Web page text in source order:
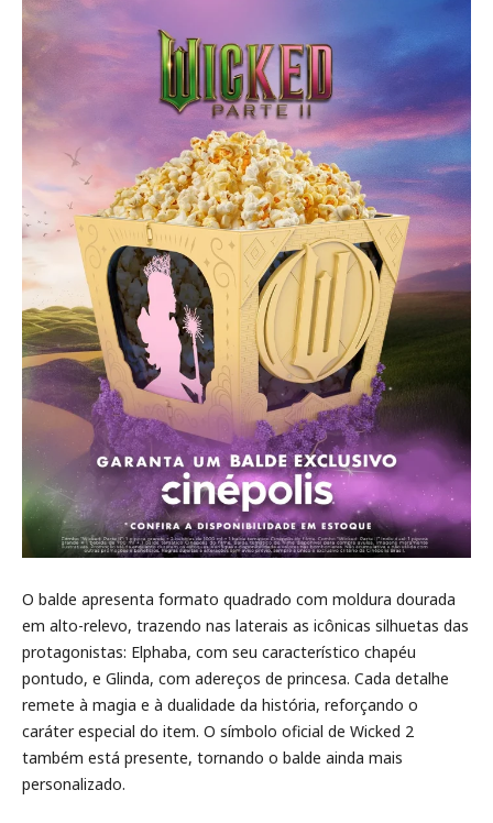
O balde apresenta formato quadrado com moldura dourada
em alto-relevo, trazendo nas laterais as icônicas silhuetas das
protagonistas: Elphaba, com seu característico chapéu
pontudo, e Glinda, com adereços de princesa. Cada detalhe
remete à magia e à dualidade da história, reforçando o
caráter especial do item. O símbolo oficial de Wicked 2
também está presente, tornando o balde ainda mais
personalizado.